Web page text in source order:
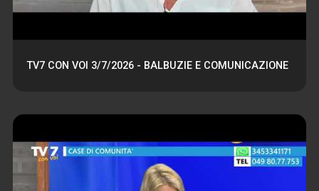
TV7 CON VOI 3/7/2026 - BALBUZIE E COMUNICAZIONE